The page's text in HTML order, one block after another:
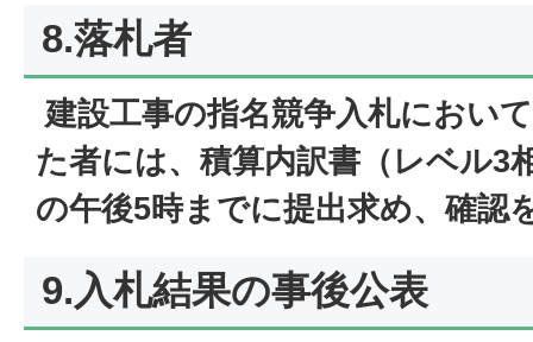
8.落札者
建設工事の指名競争入札におい
た者には、積算内訳書（レベル3
の午後5時までに提出求め、確認
9.入札結果の事後公表